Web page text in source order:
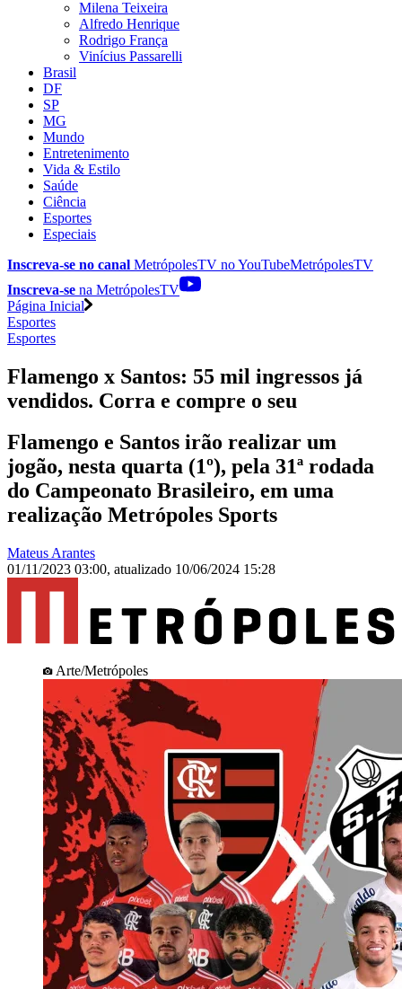
Milena Teixeira
Alfredo Henrique
Rodrigo França
Vinícius Passarelli
Brasil
DF
SP
MG
Mundo
Entretenimento
Vida & Estilo
Saúde
Ciência
Esportes
Especiais
Inscreva-se no canal MetrópolesTV noYouTubeMetrópolesTV
Inscreva-se na MetrópolesTV
Página Inicial
Esportes
Esportes
Flamengo x Santos: 55 mil ingressos já
vendidos. Corra e compre o seu
Flamengo e Santos irão realizar um
jogão, nesta quarta (1º), pela 31ª rodada
do Campeonato Brasileiro, em uma
realização Metrópoles Sports
Mateus Arantes
01/11/2023 03:00, atualizado 10/06/2024 15:28
Arte/Metrópoles